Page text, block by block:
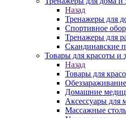
Назад
Тренажеры для
Спортивное
Тренажеры для
Скандинавские
Товары для красоты и
Назад
Товары для
Домашние
Аксессуары для
Массажные